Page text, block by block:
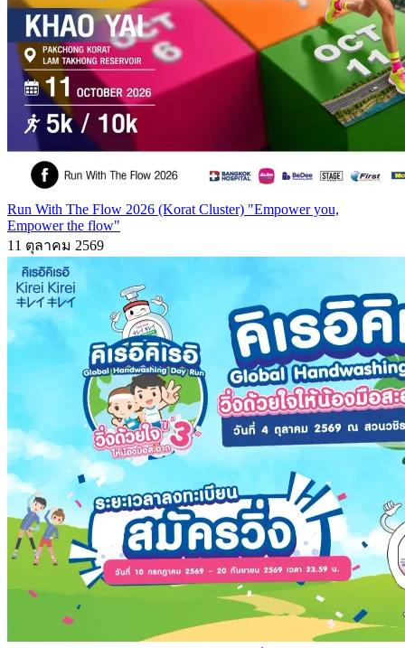
Run With The Flow 2026 (Korat Cluster) "Empower you,
Empower the flow"
11 ตุลาคม 2569